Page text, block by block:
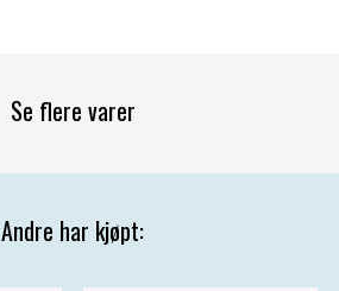
Se flere varer
Andre har kjøpt: